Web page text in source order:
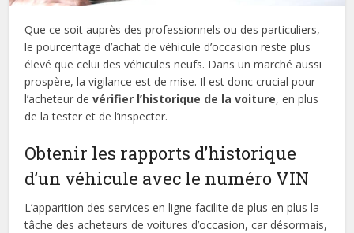
Que ce soit auprès des professionnels ou des particuliers,
le pourcentage d’achat de véhicule d’occasion reste plus
élevé que celui des véhicules neufs. Dans un marché aussi
prospère, la vigilance est de mise. Il est donc crucial pour
l’acheteur devérifier l’historique de la voiture, en plus
de la tester et de l’inspecter.
Obtenir les rapports d’historique
d’un véhicule avec le numéro VIN
L’apparition des services en ligne facilite de plus en plus la
tâche des acheteurs de voitures d’occasion, car désormais,